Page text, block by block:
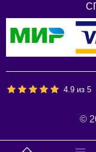
4.9 из5
©